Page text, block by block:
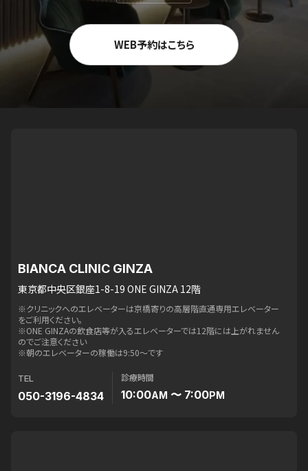
WEB予約はこちら
BIANCA CLINIC GINZA
東京都中央区銀座1-8-19 ONE GINZA 12階
※クリニックへのエレベーターは京橋寄りの高層階直通専用エレベーター
をご利用ください。
※ONE GINZAの飲食店等が入るエレベーターでは12階には上がれません
のでご注意ください
※朝のエレベーターの稼働は9:50〜です
TEL
050-3196-4834
診療時間
10:00AM 〜 7:00PM